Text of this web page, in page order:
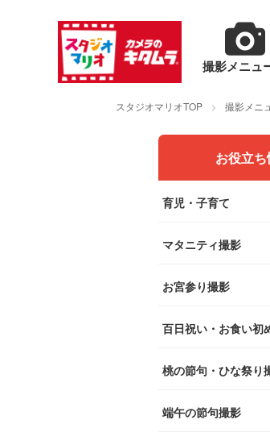
撮影メニュ
スタジオマリオTOP 撮影メニ
お役立
育児・子育て
マタニティ撮影
お宮参り撮影
百日祝い・お食い初
桃の節句・ひな祭り
端午の節句撮影